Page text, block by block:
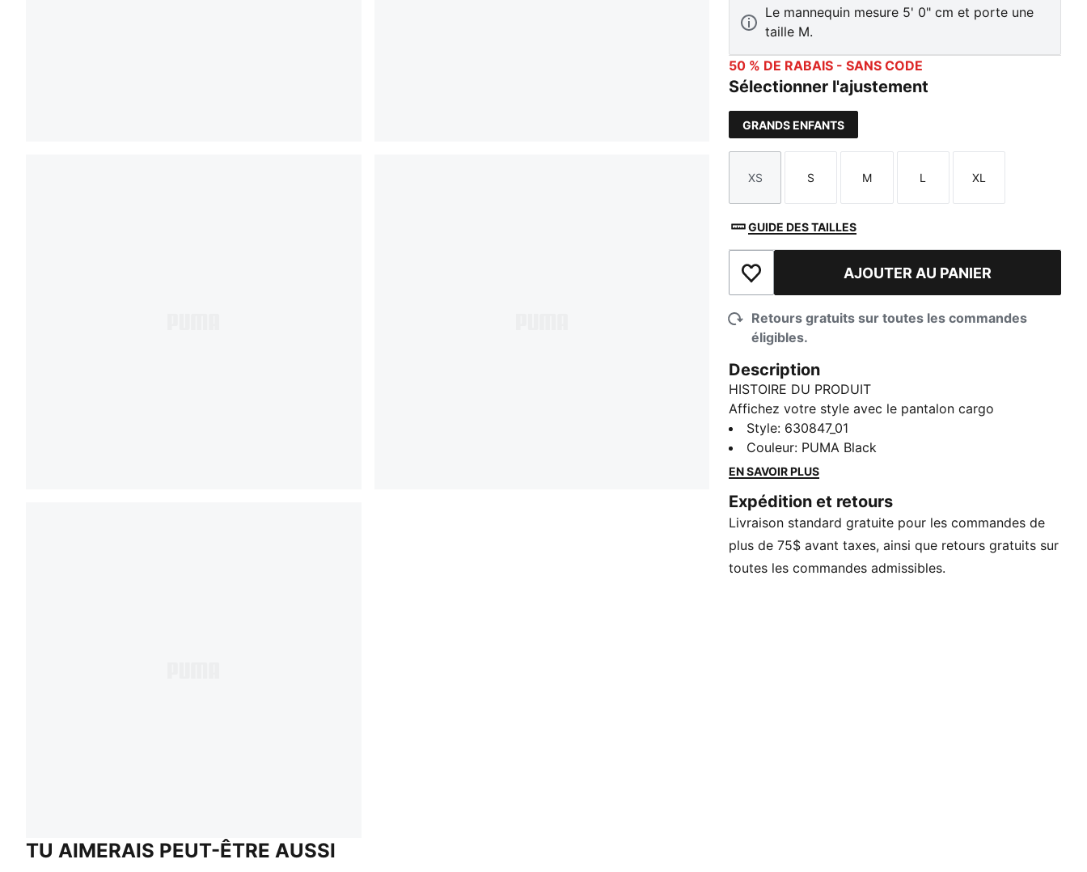
Le mannequin mesure 5' 0" cm et porte une
taille M.
50 % DE RABAIS - SANS CODE
Sélectionner l'ajustement
GRANDS ENFANTS
Taille
XS
Taille
S
Taille
M
Taille
L
Taille
XL
GUIDE DES TAILLES
Ajouter à la liste de souhaits
AJOUTER AU PANIER
Retours gratuits sur toutes les commandes
éligibles.
Description
HISTOIRE DU PRODUIT
Affichez votre style avec le pantalon cargo
décontracté PUMA. Doté d'une taille élastiquée, de
cordons de serrage internes et du logo emblématique
PUMA Cat, ce pantalon est parfait pour toute
faites de chaque instant un moment inoubliable.
CARACTÉRISTIQUES ET AVANTAGES
Contenu recyclé : fabriqué à partir de matériaux
100 % recyclés, à l’exclusion des finitions
Style: 630847_01
Couleur: PUMA Black
EN SAVOIR PLUS
Expédition et retours
Livraison standard gratuite pour les commandes de
plus de 75$ avant taxes, ainsi que retours gratuits sur
toutes les commandes admissibles.
TU AIMERAIS PEUT-ÊTRE AUSSI